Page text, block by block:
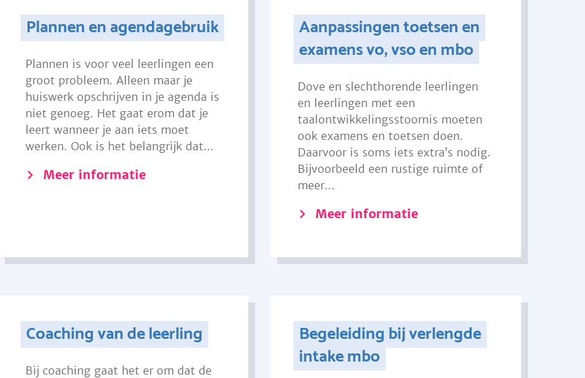
Plannen en agendagebruik
Plannen is voor veel leerlingen een
groot probleem. Alleen maar je
huiswerk opschrijven in je agenda is
niet genoeg. Het gaat erom dat je
leert wanneer je aan iets moet
werken. Ook is het belangrijk dat...
Meer informatie
Aanpassingen toetsen en
examens vo, vso en mbo
Dove en slechthorende leerlingen
en leerlingen met een
taalontwikkelingsstoornis moeten
ook examens en toetsen doen.
Daarvoor is soms iets extra’s nodig.
Bijvoorbeeld een rustige ruimte of
meer...
Meer informatie
Coaching van de leerling
Bij coaching gaat het er om dat de
Begeleiding bij verlengde
intake mbo